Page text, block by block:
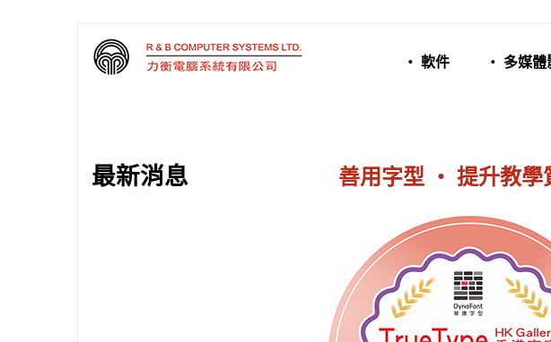
‧ 軟件 ‧ 多媒體
最新消息 善用字型 ‧ 提升教學